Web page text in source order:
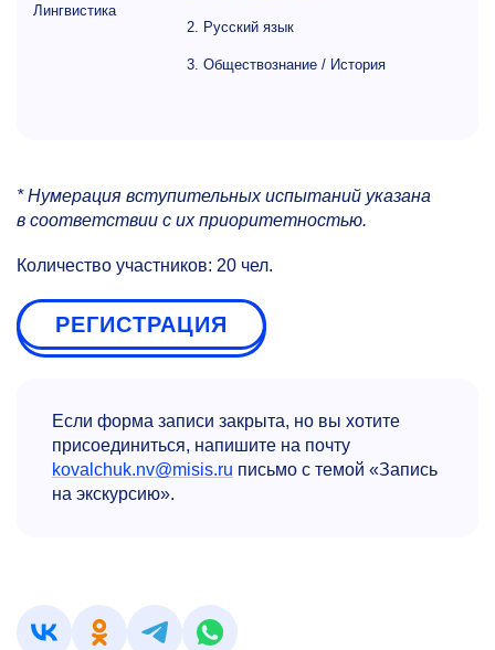
Лингвистика
2. Русский язык
3. Обществознание / История
* Нумерация вступительных испытаний указана
в соответствии с их приоритетностью.
Количество участников: 20 чел.
РЕГИСТРАЦИЯ
Если форма записи закрыта, но вы хотите
присоединиться, напишите на почту
kovalchuk.nv@misis.ru письмо с темой «Запись
на экскурсию».